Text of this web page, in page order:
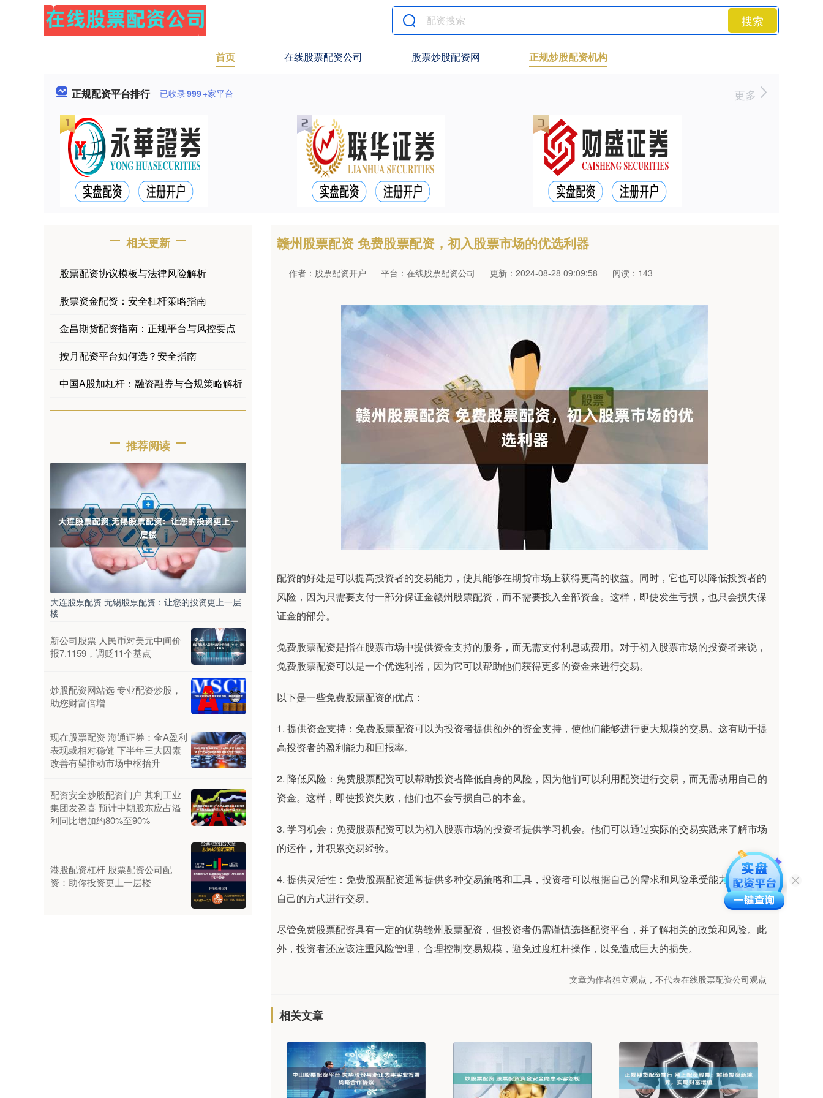
搜索
首页 在线股票配资公司 股票炒股配资网 正规炒股配资机构
正规配资平台排行 已收录999+家平台 更多
赣州股票配资 免费股票配资，初入股票市场的优选利器
作者：股票配资开户 平台：在线股票配资公司 更新：2024-08-28 09:09:58 阅读：143
配资的好处是可以提高投资者的交易能力，使其能够在期货市场上获得更高的收益。同时，它也可以降低投资者的
风险，因为只需要支付一部分保证金赣州股票配资，而不需要投入全部资金。这样，即使发生亏损，也只会损失保
证金的部分。
免费股票配资是指在股票市场中提供资金支持的服务，而无需支付利息或费用。对于初入股票市场的投资者来说，
免费股票配资可以是一个优选利器，因为它可以帮助他们获得更多的资金来进行交易。
以下是一些免费股票配资的优点：
1. 提供资金支持：免费股票配资可以为投资者提供额外的资金支持，使他们能够进行更大规模的交易。这有助于提
高投资者的盈利能力和回报率。
2. 降低风险：免费股票配资可以帮助投资者降低自身的风险，因为他们可以利用配资进行交易，而无需动用自己的
资金。这样，即使投资失败，他们也不会亏损自己的本金。
3. 学习机会：免费股票配资可以为初入股票市场的投资者提供学习机会。他们可以通过实际的交易实践来了解市场
的运作，并积累交易经验。
4. 提供灵活性：免费股票配资通常提供多种交易策略和工具，投资者可以根据自己的需求和风险承受能力选择适合
自己的方式进行交易。
尽管免费股票配资具有一定的优势赣州股票配资，但投资者仍需谨慎选择配资平台，并了解相关的政策和风险。此
外，投资者还应该注重风险管理，合理控制交易规模，避免过度杠杆操作，以免造成巨大的损失。
文章为作者独立观点，不代表在线股票配资公司观点
相关文章
相关更新
股票配资协议模板与法律风险解析
股票资金配资：安全杠杆策略指南
金昌期货配资指南：正规平台与风控要点
按月配资平台如何选？安全指南
中国A股加杠杆：融资融券与合规策略解析
推荐阅读
大连股票配资 无锡股票配资：让您的投资更上一层
楼
新公司股票 人民币对美元中间价
报7.1159，调贬11个基点
炒股配资网站选 专业配资炒股，
助您财富倍增
现在股票配资 海通证券：全A盈利
表现或相对稳健 下半年三大因素
改善有望推动市场中枢抬升
配资安全炒股配资门户 其利工业
集团发盈喜 预计中期股东应占溢
利同比增加约80%至90%
港股配资杠杆 股票配资公司配
资：助你投资更上一层楼